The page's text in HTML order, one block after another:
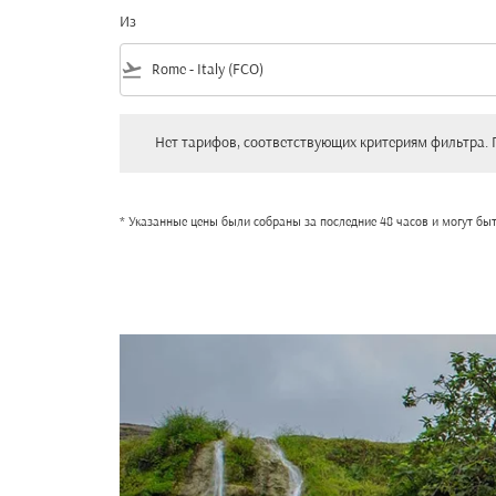
Из
flight_takeoff
Нет тарифов, соответствующих критериям
* Указанные цены были собраны за последние 48 часов и могут